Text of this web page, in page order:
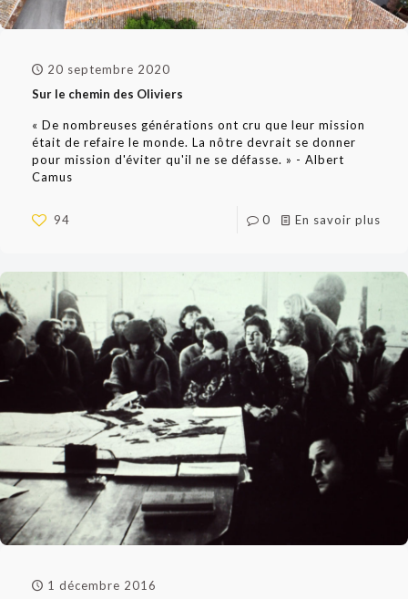
20 septembre 2020
Sur le chemin des Oliviers
« De nombreuses générations ont cru que leur mission
était de refaire le monde. La nôtre devrait se donner
pour mission d'éviter qu'il ne se défasse. » - Albert
Camus
94 0 En savoir plus
1 décembre 2016